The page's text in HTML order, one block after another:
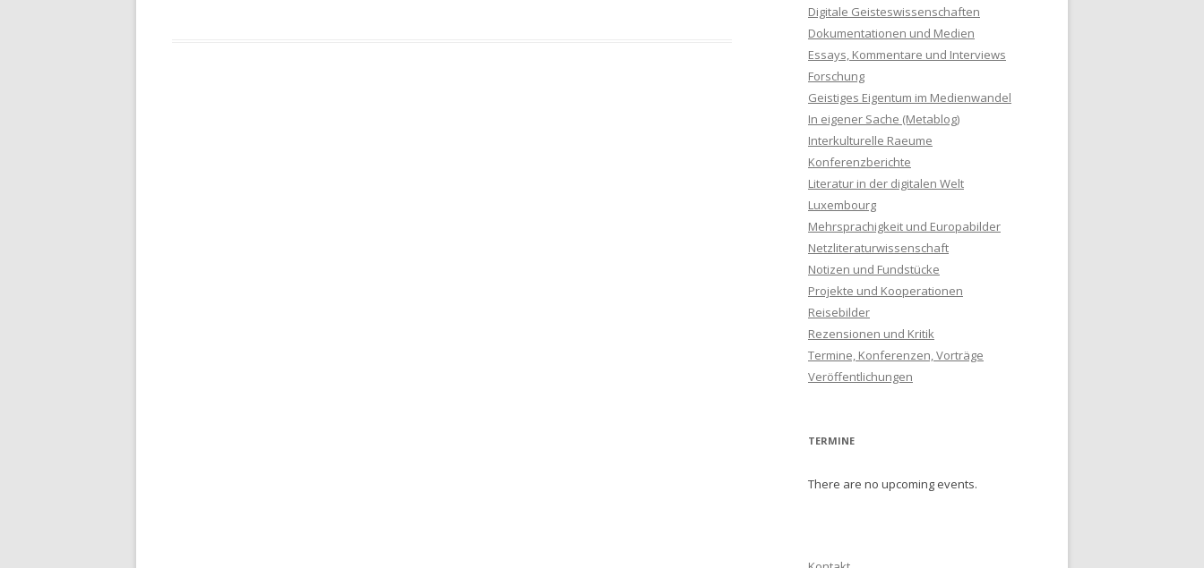
Digitale Geisteswissenschaften
Dokumentationen und Medien
Essays, Kommentare und Interviews
Forschung
Geistiges Eigentum im Medienwandel
In eigener Sache (Metablog)
Interkulturelle Raeume
Konferenzberichte
Literatur in der digitalen Welt
Luxembourg
Mehrsprachigkeit und Europabilder
Netzliteraturwissenschaft
Notizen und Fundstücke
Projekte und Kooperationen
Reisebilder
Rezensionen und Kritik
Termine, Konferenzen, Vorträge
Veröffentlichungen
TERMINE
There are no upcoming events.